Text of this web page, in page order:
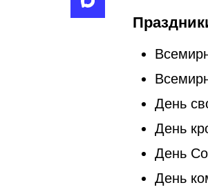
День
День
День
День